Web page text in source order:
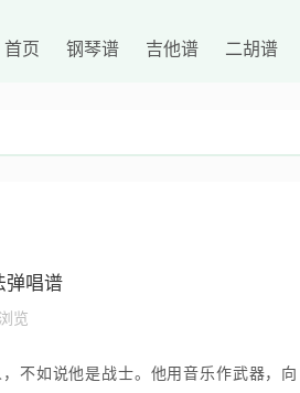
首页 钢琴谱 吉他谱 二胡谱
弹唱谱
览
不如说他是战士。他用音乐作武器，向